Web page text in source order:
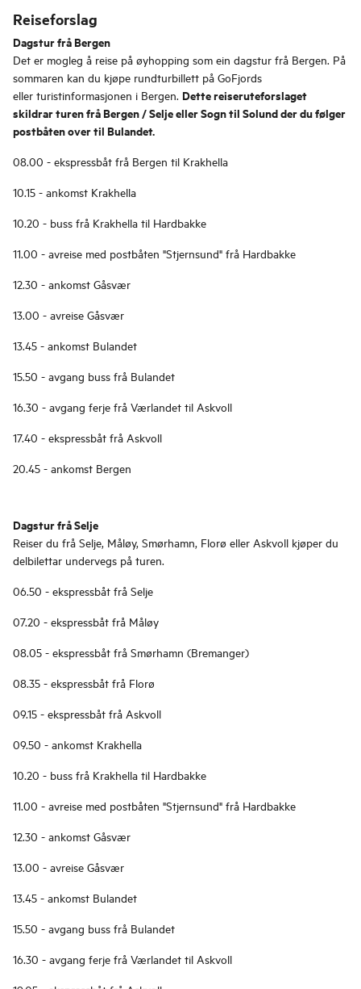
Reiseforslag
Dagstur frå Bergen
Det er mogleg å reise på øyhopping som ein dagstur frå Bergen. På
sommaren kan du kjøpe rundturbillett på GoFjords
eller turistinformasjonen i Bergen. Dette reiseruteforslaget
skildrar turen frå Bergen / Selje eller Sogn til Solund der du følger
postbåten over til Bulandet.
08.00 - ekspressbåt frå Bergen til Krakhella
10.15 - ankomst Krakhella
10.20 - buss frå Krakhella til Hardbakke
11.00 - avreise med postbåten "Stjernsund" frå Hardbakke
12.30 - ankomst Gåsvær
13.00 - avreise Gåsvær
13.45 - ankomst Bulandet
15.50 - avgang buss frå Bulandet
16.30 - avgang ferje frå Værlandet til Askvoll
17.40 - ekspressbåt frå Askvoll
20.45 - ankomst Bergen
Dagstur frå Selje
Reiser du frå Selje, Måløy, Smørhamn, Florø eller Askvoll kjøper du
delbilettar undervegs på turen.
06.50 - ekspressbåt frå Selje
07.20 - ekspressbåt frå Måløy
08.05 - ekspressbåt frå Smørhamn (Bremanger)
08.35 - ekspressbåt frå Florø
09.15 - ekspressbåt frå Askvoll
09.50 - ankomst Krakhella
10.20 - buss frå Krakhella til Hardbakke
11.00 - avreise med postbåten "Stjernsund" frå Hardbakke
12.30 - ankomst Gåsvær
13.00 - avreise Gåsvær
13.45 - ankomst Bulandet
15.50 - avgang buss frå Bulandet
16.30 - avgang ferje frå Værlandet til Askvoll